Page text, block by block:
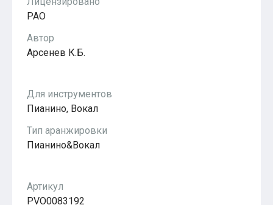
Популярное
Бесплатные
РАО
Автор
Арсенев К.Б.
Для инструментов
Пианино, Вокал
Тип аранжировки
Пианино&Вокал
Артикул
PVO0083192